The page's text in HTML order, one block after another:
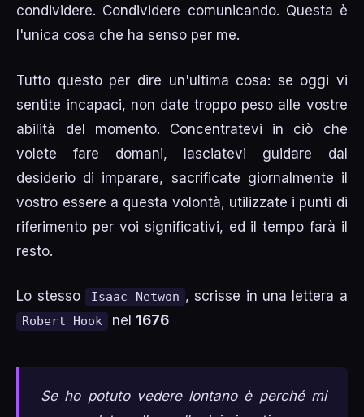
condividere. Condividere comunicando. Questa è
l'unica cosa che ha senso per me.
Tutto questo per dire un'ultima cosa: se oggi vi
sentite incapaci, non date troppo peso alle vostre
abilità del momento. Concentratevi in ciò che
volete fare domani, lasciatevi guidare dal
desiderio di imparare, sacrificate giornalmente il
vostro essere a questa volontà, utilizzate i punti di
riferimento per voi significativi, ed il tempo farà il
resto.
Lo stesso Isaac Netwon , scrisse in una lettera a
Robert Hook nel 1676
Se ho potuto vedere lontano è perché mi